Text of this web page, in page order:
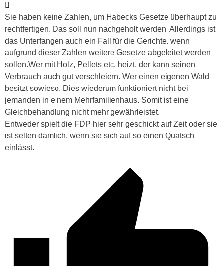
Sie haben keine Zahlen, um Habecks Gesetze überhaupt zu
rechtfertigen. Das soll nun nachgeholt werden. Allerdings ist
das Unterfangen auch ein Fall für die Gerichte, wenn
aufgrund dieser Zahlen weitere Gesetze abgeleitet werden
sollen.Wer mit Holz, Pellets etc. heizt, der kann seinen
Verbrauch auch gut verschleiern. Wer einen eigenen Wald
besitzt sowieso. Dies wiederum funktioniert nicht bei
jemanden in einem Mehrfamilienhaus. Somit ist eine
Gleichbehandlung nicht mehr gewährleistet.
Entweder spielt die FDP hier sehr geschickt auf Zeit oder sie
ist selten dämlich, wenn sie sich auf so einen Quatsch
einlässt.